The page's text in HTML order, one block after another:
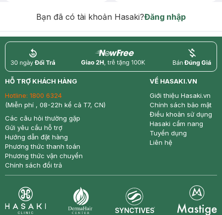
Bạn đã có tài khoản Hasaki?Đăng nhập
return nowfree price
HỖ TRỢ KHÁCH HÀNG
Hotline: 1800 6324
(Miễn phí , 08-22h kể cả T7, CN)
Các câu hỏi thường gặp
Gửi yêu cầu hỗ trợ
Hướng dẫn đặt hàng
Phương thức thanh toán
Phương thức vận chuyển
Chính sách đổi trả
VỀ HASAKI.VN
Giới thiệu Hasaki.vn
Chính sách bảo mật
Điều khoản sử dụng
Hasaki cẩm nang
Tuyển dụng
Liên hệ